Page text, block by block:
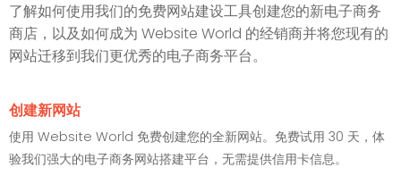
了解如何使用我们的免费网站建设工具创建您的新电子商务
商店，以及如何成为 Website World 的经销商并将您现有的
网站迁移到我们更优秀的电子商务平台。
创建新网站
使用 Website World 免费创建您的全新网站。免费试用 30 天，体
验我们强大的电子商务网站搭建平台，无需提供信用卡信息。